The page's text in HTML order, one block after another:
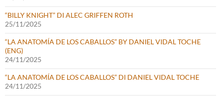
“BILLY KNIGHT” DI ALEC GRIFFEN ROTH
25/11/2025
“LA ANATOMÍA DE LOS CABALLOS” BY DANIEL VIDAL TOCHE
(ENG)
24/11/2025
“LA ANATOMÍA DE LOS CABALLOS” DI DANIEL VIDAL TOCHE
24/11/2025